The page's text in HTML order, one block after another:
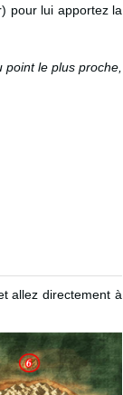
pour lui apportez la
point le plus proche,
allez directement à